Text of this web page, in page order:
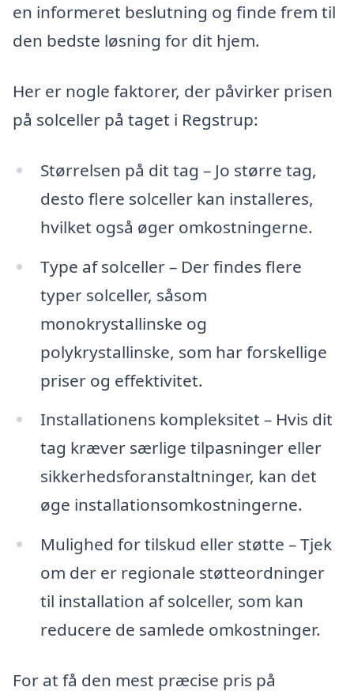
en informeret beslutning og finde frem til
den bedste løsning for dit hjem.
Her er nogle faktorer, der påvirker prisen
på solceller på taget i Regstrup:
Størrelsen på dit tag – Jo større tag,
desto flere solceller kan installeres,
hvilket også øger omkostningerne.
Type af solceller – Der findes flere
typer solceller, såsom
monokrystallinske og
polykrystallinske, som har forskellige
priser og effektivitet.
Installationens kompleksitet – Hvis dit
tag kræver særlige tilpasninger eller
sikkerhedsforanstaltninger, kan det
øge installationsomkostningerne.
Mulighed for tilskud eller støtte – Tjek
om der er regionale støtteordninger
til installation af solceller, som kan
reducere de samlede omkostninger.
For at få den mest præcise pris på